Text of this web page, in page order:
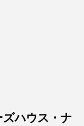
ズハウス・ナ